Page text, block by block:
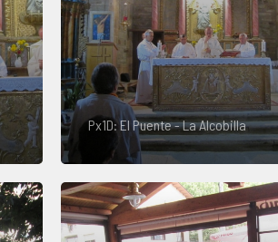
Px1D: El Puente - La Alcobilla